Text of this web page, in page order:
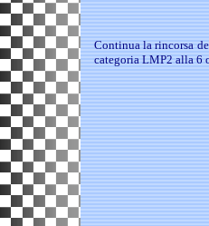
Continua la rincorsa
categoria LMP2 alla 6